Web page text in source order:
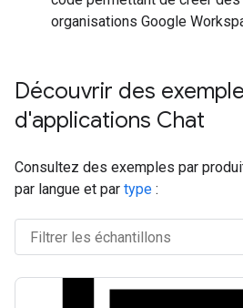
organisations Google
Découvrir des
d'applications Chat
Consultez des exemples par
par langue et par type :